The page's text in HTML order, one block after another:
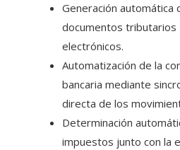
Generación automática
documentos tributarios
electrónicos.
Automatización de la
bancaria mediante
directa de los
Determinación
impuestos junto con la